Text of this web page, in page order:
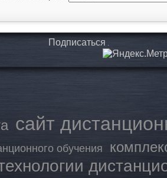
Подписаться
сайт
обучения